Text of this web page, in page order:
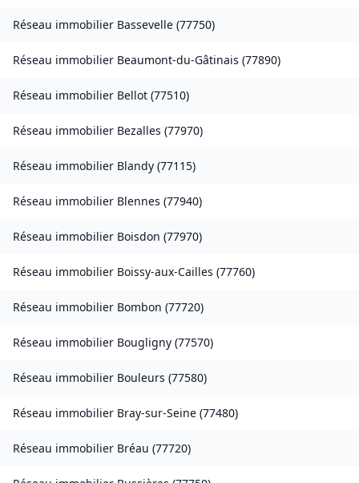
Réseau immobilier Bassevelle (77750)
Réseau immobilier Beaumont-du-Gâtinais (77890)
Réseau immobilier Bellot (77510)
Réseau immobilier Bezalles (77970)
Réseau immobilier Blandy (77115)
Réseau immobilier Blennes (77940)
Réseau immobilier Boisdon (77970)
Réseau immobilier Boissy-aux-Cailles (77760)
Réseau immobilier Bombon (77720)
Réseau immobilier Bougligny (77570)
Réseau immobilier Bouleurs (77580)
Réseau immobilier Bray-sur-Seine (77480)
Réseau immobilier Bréau (77720)